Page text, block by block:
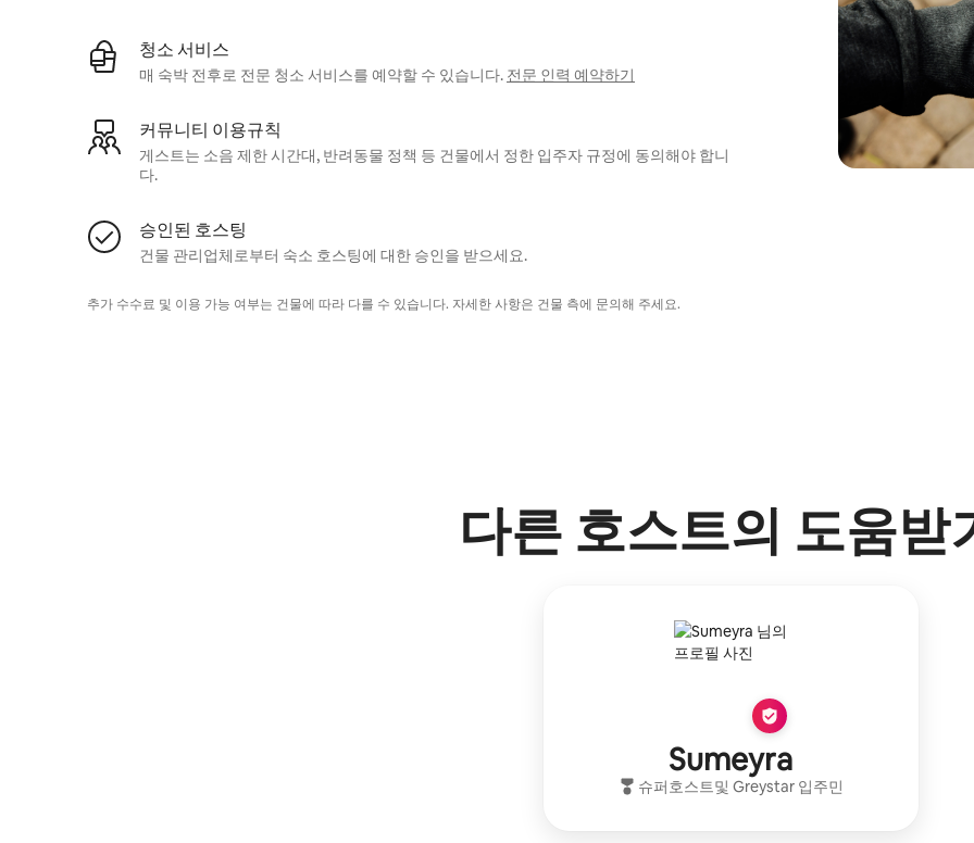
청소 서비스
매 숙박 전후로 전문 청소 서비스를 예약할 수 있습니다. 전문 인력 예약하기
커뮤니티 이용규칙
게스트는 소음 제한 시간대, 반려동물 정책 등 건물에서 정한 입주자 규정에 동의해야 합니
다.
승인된 호스팅
건물 관리업체로부터 숙소 호스팅에 대한 승인을 받으세요.
추가 수수료 및 이용 가능 여부는 건물에 따라 다를 수 있습니다. 자세한 사항은 건물 측에 문의해 주세요.
다른 호스트의 도움받
Sumeyra
슈퍼호스트및 Greystar입주민